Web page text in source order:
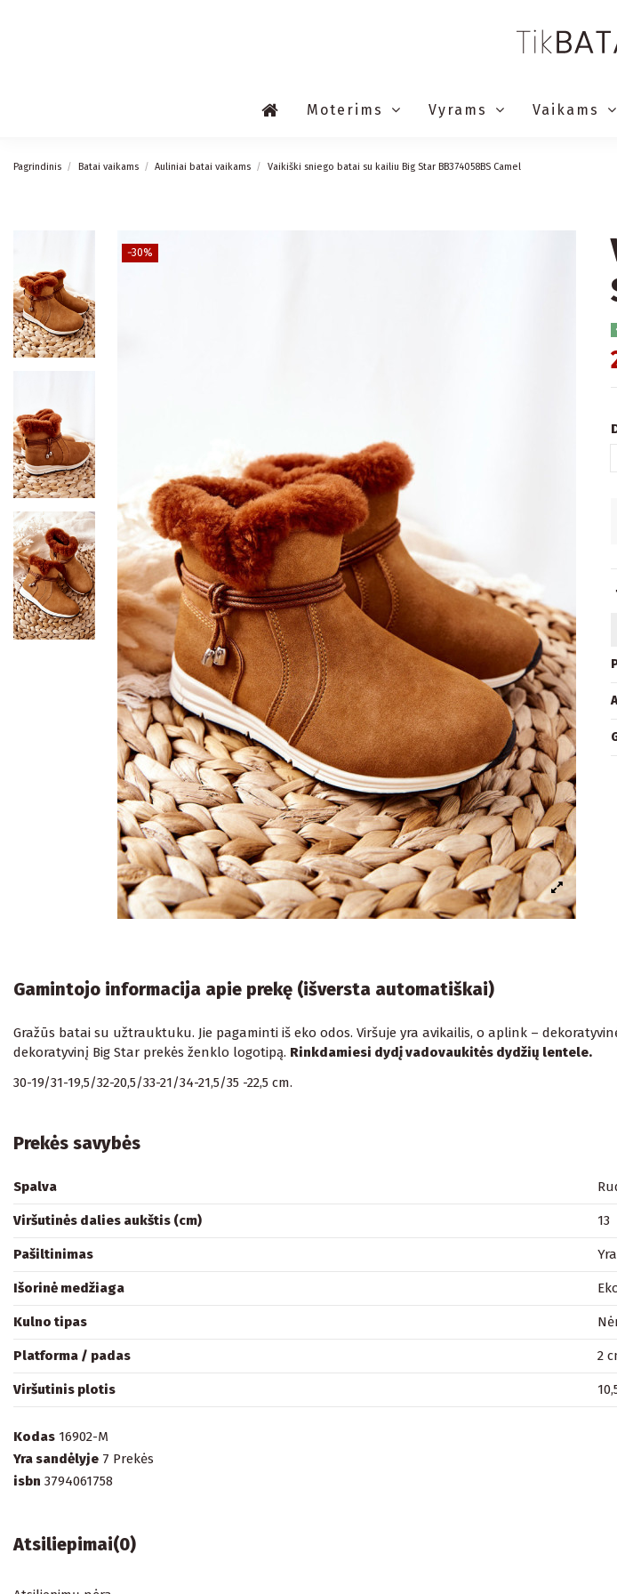
Moterims Vyrams Vaikams
Pagrindinis Batai vaikams Auliniai batai vaikams Vaikiški sniego batai su kailiu Big Star BB374058BS Camel
−30%
Gamintojo informacija apie prekę (išversta automatiškai)
Gražūs batai su užtrauktuku. Jie pagaminti iš eko odos. Viršuje yra avikailis, o aplink –
dekoratyvinį Big Star prekės ženklo logotipą. Rinkdamiesi dydį vadovaukitės dydžių lentele.
30-19/31-19,5/32-20,5/33-21/34-21,5/35 -22,5 cm.
Prekės savybės
Spalva
Viršutinės dalies aukštis (cm) 13
Pašiltinimas Yra
Išorinė medžiaga
Kulno tipas
Platforma / padas 2
Viršutinis plotis
Kodas 16902-M
Yra sandėlyje 7 Prekės
isbn 3794061758
Atsiliepimai(0)